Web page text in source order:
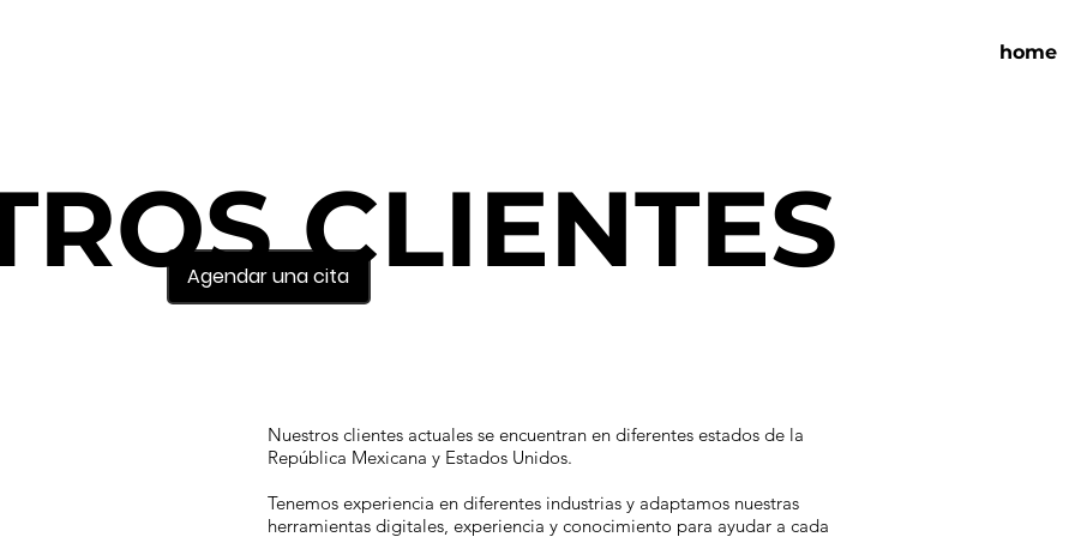
home
Agendar una cita
Nuestros clientes actuales se encuentran en diferentes estados de la
República Mexicana y Estados Unidos.
Tenemos experiencia en diferentes industrias y adaptamos nuestras
herramientas digitales, experiencia y conocimiento para ayudar a cada
CLIENTES